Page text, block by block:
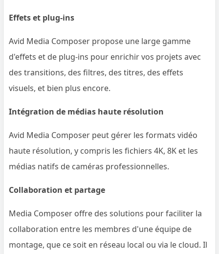
Effets et plug-ins
Avid Media Composer propose une large gamme
d'effets et de plug-ins pour enrichir vos projets avec
des transitions, des filtres, des titres, des effets
visuels, et bien plus encore.
Intégration de médias haute résolution
Avid Media Composer peut gérer les formats vidéo
haute résolution, y compris les fichiers 4K, 8K et les
médias natifs de caméras professionnelles.
Collaboration et partage
Media Composer offre des solutions pour faciliter la
collaboration entre les membres d'une équipe de
montage, que ce soit en réseau local ou via le cloud. Il